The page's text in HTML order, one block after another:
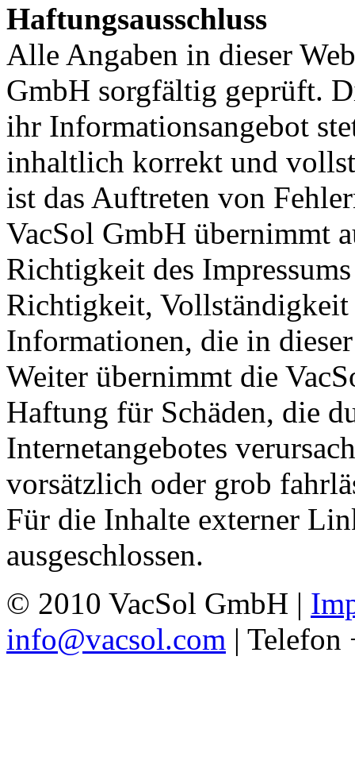
Haftungsausschluss
Alle Angaben in dieser
GmbH sorgfältig geprüft.
ihr Informationsangebot
inhaltlich korrekt und
ist das Auftreten von
VacSol GmbH übernimmt
Richtigkeit des
Richtigkeit,
Informationen, die in
Weiter übernimmt die
Haftung für Schäden, die
Internetangebotes
vorsätzlich oder grob
Für die Inhalte externer
ausgeschlossen.
© 2010 VacSol GmbH |
info@vacsol.com | Telefon